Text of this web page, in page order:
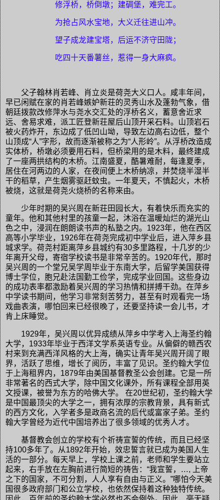
修浮桥，桥倒墩；建碉堡，难完工。
为抢占风水宝地，大义迁往进山冲。
望子成龙建宝塔，后运不济守田陇；
吃四十天番薯丝，惹得一身大麻疯。
父子翰林肖若峰、肖立炎是荷尧大义口人。咸丰年间，
早已闲赋在家的肖若峰嫉妒新荘的灵秀山水及蓬勃气象，借
朝廷拨款改修萍水与尧水交汇处的浮桥名义，蓄意舍近求
远、舍易求难，派工匠登新荘屋后山顶开采石料。山顶岩石
被火药炸开，东边成了低凹山坳，导致左边高右边低，整个
山顶成“人”字形，故而逐渐被称之为“人形岭”。从浮桥改造成
实体桥，桥墩必须要用石料，但桥梁用的是木料，最终建成
了一座两拱结构的木桥。江南盛夏，酷暑难耐，每逢夏季，
居住在河两边的人家，在夜间便上木桥纳凉，并焚烧半湿半
干的稻草，产生烟雾驱赶蚊虫。一年夏天，不慎起火，木桥
被烧，这就是荷尧火烧桥的名称来由。
少年时期的吴兴周在新荘田园长大，有着快乐而充实的
童年。他和其他村里的孩童一起，沐浴在温暖灿烂的湖光山
色之中，浸润在朗朗读书声的私塾之内。1923年，他在西区
高等小学毕业，1926年在荷尧完成初中学业后，进入萍乡县
城求学。荷尧村距离萍乡县城约有30多里路程，十几岁的少
年离开父母，寄宿学校读书是非常辛苦的。1920年代，那时
吴兴周的一个堂兄吴学周毕业于东南大学，后留学美国获得
博士学位，胞兄赴法国勤工俭学，完成学业回国。这些身边
的成功表率都激励着吴兴周的学习热情和拼搏干劲。在萍乡
中学读书期间，他学习非常刻苦努力，甚至有时观看完一场
戏曲表演，哪怕回来已经很晚了，还要坚持读一会儿书，才
肯上床睡觉。
1929年，吴兴周以优异成绩从萍乡中学考入上海圣约翰
大学，1933年毕业于西洋文学系英语专业。从偏僻的赣西农
村来到充满西洋风格的大上海，确实让青年吴兴周开阔了眼
界，活跃了思维，增长了阅历，丰富了见识。圣约翰大学位
于上海租界内，1879年由美国基督教圣公会创建。它是一所
非常著名的西式大学，除中国文化课外，所有课程全部用英
文授课，被誉为东方的哈佛大学。 在20世纪初，圣约翰大学
是中国最顶尖的大学之一，拥有浓厚的宗教背景，具有新式
的西方文化，入学者多是政商名流的后代或富家子弟。圣约
翰大学曾经为近代中国培养出了很多领域的优秀人才。
基督教会创立的学校有个祈祷宣誓的传统，而且已经坚
持100多年了。从1892年开始，效忠誓言就已成为美国人生
活的一部分。每天早上，学校上课之前，老师和学生要站立
起来，右手放在左胸前进行简短的祷告：“我宣誓，…, 上帝
之下的国家，不可分割，人人享有自由与正义。”哪怕今天美
国很多政府部门和公立学校，也依然保持着这种独特传统。